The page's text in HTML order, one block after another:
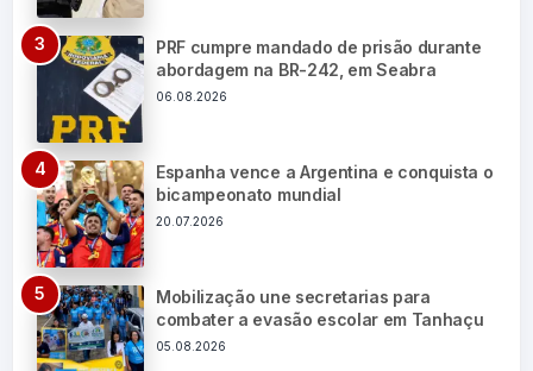
PRF cumpre mandado de prisão durante
abordagem na BR-242, em Seabra
06.08.2026
Espanha vence a Argentina e conquista o
bicampeonato mundial
20.07.2026
Mobilização une secretarias para
combater a evasão escolar em Tanhaçu
05.08.2026